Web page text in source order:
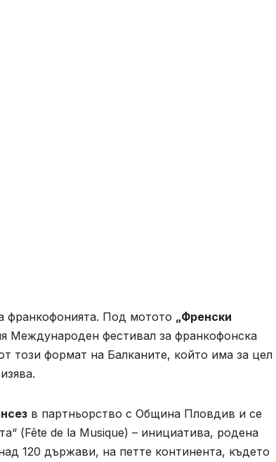
франкофонията. Под мотото „Френски
Международен фестивал за франкофонска
този формат на Балканите, който има за цел
в партньорство с Община Пловдив и се
(Fête de la Musique) – инициатива, родена
120 държави, на петте континента, където